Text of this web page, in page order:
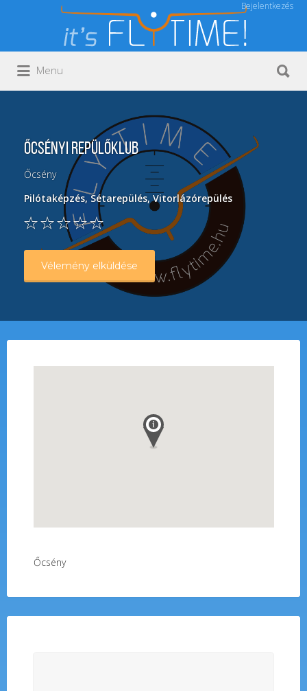
Bejelentkezés
Keresés:
Menu
Őcsényi Repülőklub
Őcsény
Pilótaképzés,Sétarepülés,Vitorlázórepülés
Vélemény elküldése
Őcsény